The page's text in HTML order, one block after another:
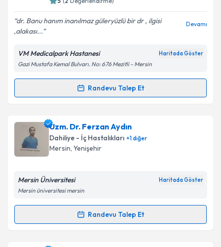
E-posta Adresiniz
Kişisel verilerimin işlenmesine ilişkin
Metni'ni okudum ve kişisel verilerimin belirtilen
kapsamda işlenmesini kabul ediyorum.
dr. Banu hanım inanılmaz güleryüzlü bir dr , ilgisi
,alakası...
Devamı
VM Medicalpark Hastanesi Haritada Göster
Gazi Mustafa Kemal Bulvarı. No: 676 Mezitli - Mersin
Randevu Talep Et
Randevu Takvimi Talebi
Uzm. Dr. Banu Diriiçin randevu takvimi talebi
oluşturun. Size bu uzmandan randevu almanız için bir
takvim hazırlandığında e-posta ile bilgilendireceğiz.
Kişisel verilerimin işlenmesine ilişkin
Metni'ni okudum ve kişisel verilerimin belirtilen
Uzm. Dr. Ferzan Aydın
Dahiliye - İç Hastalıkları +1diğer
Mersin, Yenişehir
Mersin Üniversitesi Haritada Göster
Mersin üniversitesi mersin
Randevu Talep Et
Randevu Takvimi Talebi